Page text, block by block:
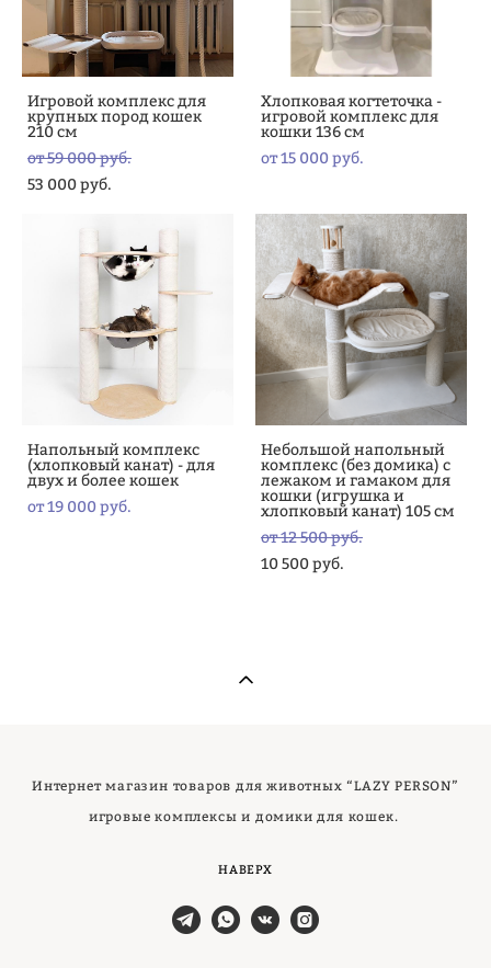
Игровой комплекс для
крупных пород кошек
210 см
от 59 000 pуб.
53 000 pуб.
Хлопковая когтеточка -
игровой комплекс для
кошки 136 см
от 15 000 pуб.
Напольный комплекс
(хлопковый канат) - для
двух и более кошек
от 19 000 pуб.
Небольшой напольный
комплекс (без домика) с
лежаком и гамаком для
кошки (игрушка и
хлопковый канат) 105 см
от 12 500 pуб.
10 500 pуб.
Интернет магазин товаров для животных “LAZY PERSON”
игровые комплексы и домики для кошек.
НАВЕРХ